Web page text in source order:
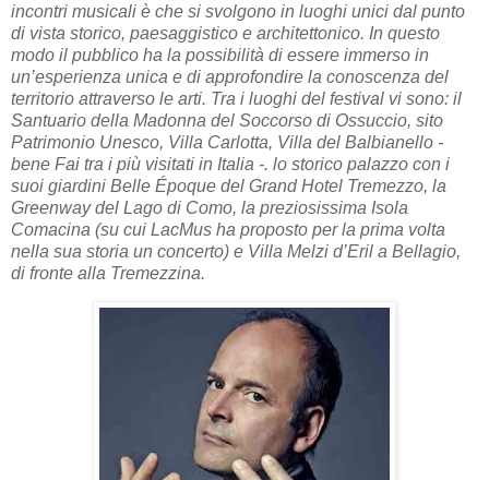
incontri musicali è che si svolgono in luoghi unici dal punto
di vista storico, paesaggistico e architettonico. In questo
modo il pubblico ha la possibilità di essere immerso in
un’esperienza unica e di approfondire la conoscenza del
territorio attraverso le arti. Tra i luoghi del festival vi sono: il
Santuario della Madonna del Soccorso di Ossuccio, sito
Patrimonio Unesco, Villa Carlotta, Villa del Balbianello -
bene Fai tra i più visitati in Italia -. lo storico palazzo con i
suoi giardini Belle Époque del Grand Hotel Tremezzo, la
Greenway del Lago di Como, la preziosissima Isola
Comacina (su cui LacMus ha proposto per la prima volta
nella sua storia un concerto) e Villa Melzi d’Eril a Bellagio,
di fronte alla Tremezzina.